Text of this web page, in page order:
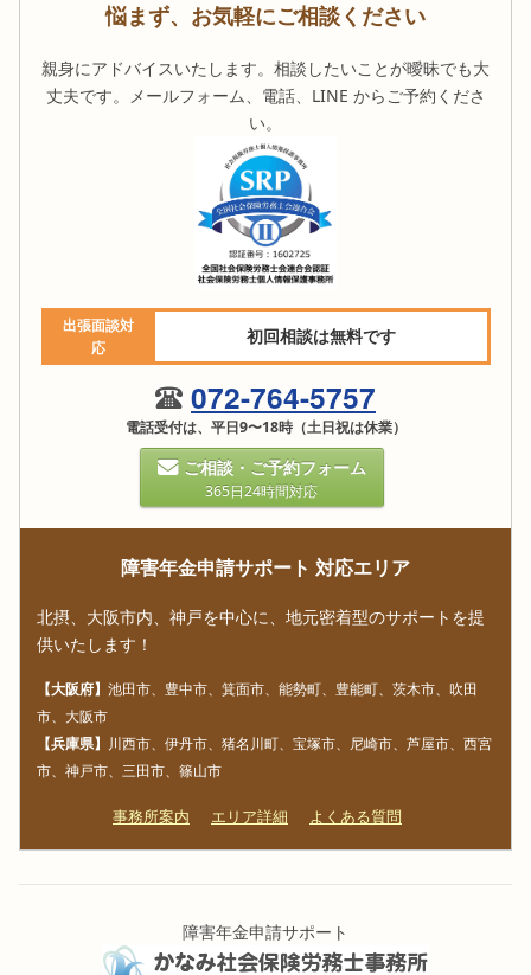
悩まず、お気軽にご相談ください
親身にアドバイスいたします。相談したいことが曖昧でも大
丈夫です。メールフォーム、電話、LINE からご予約くださ
い。
出張面談対
応
初回相談は無料です
072-764-5757
電話受付は、平日9〜18時（土日祝は休業）
ご相談・ご予約フォーム
365日24時間対応
障害年金申請サポート 対応エリア
北摂、大阪市内、神戸を中心に、地元密着型のサポートを提
供いたします！
【大阪府】 池田市、豊中市、箕面市、能勢町、豊能町、茨木市、吹田
市、大阪市
【兵庫県】 川西市、伊丹市、猪名川町、宝塚市、尼崎市、芦屋市、西宮
市、神戸市、三田市、篠山市
事務所案内 エリア詳細 よくある質問
障害年金申請サポート